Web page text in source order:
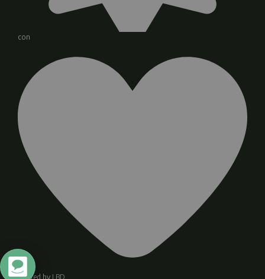
con
Crafted by LBD